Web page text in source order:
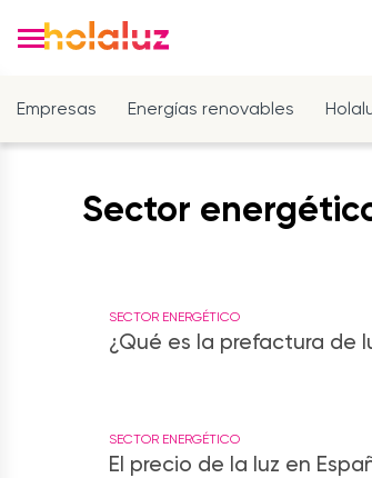
Empresas Energías renovables
Sector
SECTOR ENERGÉTICO
¿Qué es la prefactura de
SECTOR ENERGÉTICO
El precio de la luz en